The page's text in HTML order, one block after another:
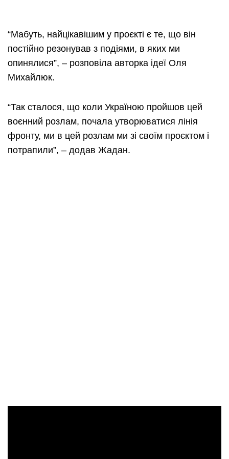
“Мабуть, найцікавішим у проєкті є те, що він
постійно резонував з подіями, в яких ми
опинялися”, – розповіла авторка ідеї Оля
Михайлюк.
“Так сталося, що коли Україною пройшов цей
воєнний розлам, почала утворюватися лінія
фронту, ми в цей розлам ми зі своїм проєктом і
потрапили”, – додав Жадан.